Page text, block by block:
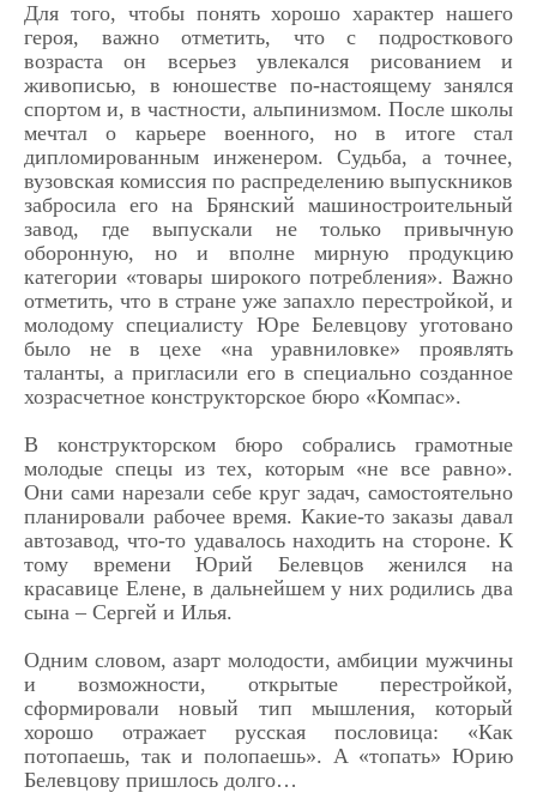
Для того, чтобы понять хорошо характер нашего
героя, важно отметить, что с подросткового
возраста он всерьез увлекался рисованием и
живописью, в юношестве по-настоящему занялся
спортом и, в частности, альпинизмом. После школы
мечтал о карьере военного, но в итоге стал
дипломированным инженером. Судьба, а точнее,
вузовская комиссия по распределению выпускников
забросила его на Брянский машиностроительный
завод, где выпускали не только привычную
оборонную, но и вполне мирную продукцию
категории «товары широкого потребления». Важно
отметить, что в стране уже запахло перестройкой, и
молодому специалисту Юре Белевцову уготовано
было не в цехе «на уравниловке» проявлять
таланты, а пригласили его в специально созданное
хозрасчетное конструкторское бюро «Компас».
В конструкторском бюро собрались грамотные
молодые спецы из тех, которым «не все равно».
Они сами нарезали себе круг задач, самостоятельно
планировали рабочее время. Какие-то заказы давал
автозавод, что-то удавалось находить на стороне. К
тому времени Юрий Белевцов женился на
красавице Елене, в дальнейшем у них родились два
сына – Сергей и Илья.
Одним словом, азарт молодости, амбиции мужчины
и возможности, открытые перестройкой,
сформировали новый тип мышления, который
хорошо отражает русская пословица: «Как
потопаешь, так и полопаешь». А «топать» Юрию
Белевцову пришлось долго…